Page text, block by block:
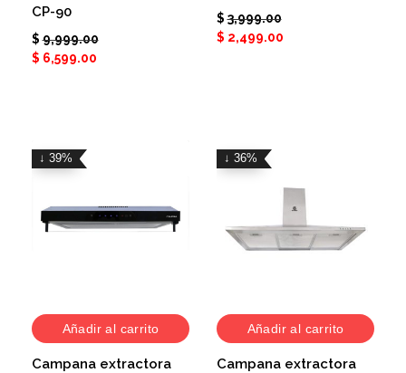
CP-90
$ 9,999.00
$ 6,599.00
$ 3,999.00
$ 2,499.00
↓ 39%
Añadir al carrito
Campana extractora
↓ 36%
Añadir al carrito
Campana extractora